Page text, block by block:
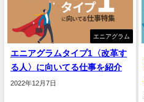
エニアグラム
エニアグラムタイプ1〈改革す
る人〉に向いてる仕事を紹介
2022年12月7日